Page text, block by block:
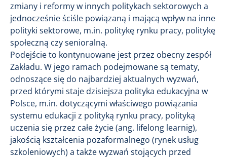
zmiany i reformy w innych politykach sektorowych a
jednocześnie ściśle powiązaną i mającą wpływ na inne
polityki sektorowe, m.in. politykę rynku pracy, politykę
społeczną czy senioralną.
Podejście to kontynuowane jest przez obecny zespół
Zakładu. W jego ramach podejmowane są tematy,
odnoszące się do najbardziej aktualnych wyzwań,
przed którymi staje dzisiejsza polityka edukacyjna w
Polsce, m.in. dotyczącymi właściwego powiązania
systemu edukacji z polityką rynku pracy, polityką
uczenia się przez całe życie (ang. lifelong learnig),
jakością kształcenia pozaformalnego (rynek usług
szkoleniowych) a także wyzwań stojących przed